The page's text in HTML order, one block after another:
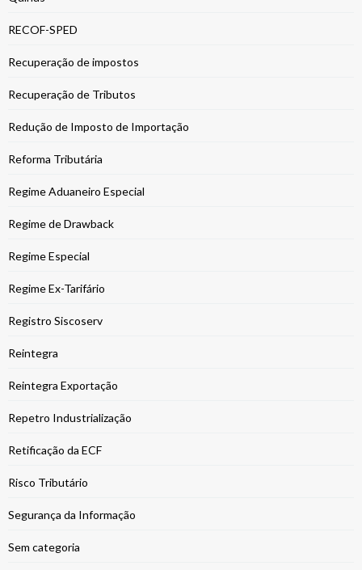
RECOF-SPED
Recuperação de impostos
Recuperação de Tributos
Redução de Imposto de Importação
Reforma Tributária
Regime Aduaneiro Especial
Regime de Drawback
Regime Especial
Regime Ex-Tarifário
Registro Siscoserv
Reintegra
Reintegra Exportação
Repetro Industrialização
Retificação da ECF
Risco Tributário
Segurança da Informação
Sem categoria